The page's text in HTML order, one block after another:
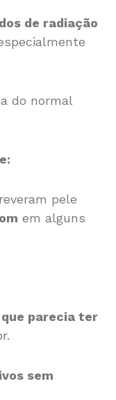
de radiação
do normal
pele
em alguns
parecia ter
sem